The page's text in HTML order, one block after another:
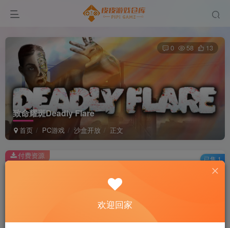
致命耀斑Deadly Flare
首页 PC游戏 沙盒开放 正文
0 58 13
此内容为付费资源，请付费后查看
2积分
黄金会员免费 超级会员免费
付费资源 已售 1
欢迎回家